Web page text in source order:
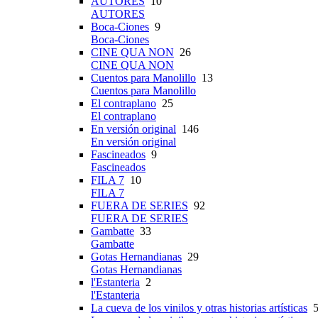
AUTORES
Boca-Ciones 9
Boca-Ciones
CINE QUA NON 26
CINE QUA NON
Cuentos para Manolillo 13
Cuentos para Manolillo
El contraplano 25
El contraplano
En versión original 146
En versión original
Fascineados 9
Fascineados
FILA 7 10
FILA 7
FUERA DE SERIES 92
FUERA DE SERIES
Gambatte 33
Gambatte
Gotas Hernandianas 29
Gotas Hernandianas
l'Estanteria 2
l'Estanteria
La cueva de los vinilos y otras historias artísticas